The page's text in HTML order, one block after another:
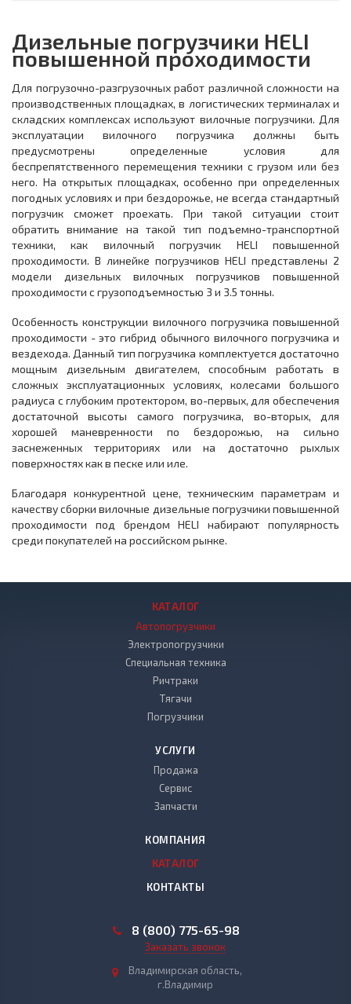
Дизельные погрузчики HELI
повышенной проходимости
Для погрузочно-разгрузочных работ различной сложности на
производственных площадках, в логистических терминалах и
складских комплексах используют вилочные погрузчики. Для
эксплуатации вилочного погрузчика должны быть
предусмотрены определенные условия для
беспрепятственного перемещения техники с грузом или без
него. На открытых площадках, особенно при определенных
погодных условиях и при бездорожье, не всегда стандартный
погрузчик сможет проехать. При такой ситуации стоит
обратить внимание на такой тип подъемно-транспортной
техники, как вилочный погрузчик HELI повышенной
проходимости. В линейке погрузчиков HELI представлены 2
модели дизельных вилочных погрузчиков повышенной
проходимости c грузоподъемностью 3 и 3.5 тонны.
Особенность конструкции вилочного погрузчика повышенной
проходимости - это гибрид обычного вилочного погрузчика и
вездехода. Данный тип погрузчика комплектуется достаточно
мощным дизельным двигателем, способным работать в
сложных эксплуатационных условиях, колесами большого
радиуса с глубоким протектором, во-первых, для обеспечения
достаточной высоты самого погрузчика, во-вторых, для
хорошей маневренности по бездорожью, на сильно
заснеженных территориях или на достаточно рыхлых
поверхностях как в песке или иле.
Благодаря конкурентной цене, техническим параметрам и
качеству сборки вилочные дизельные погрузчики повышенной
проходимости под брендом HELI набирают популярность
среди покупателей на российском рынке.
КАТАЛОГ
Автопогрузчики
Электропогрузчики
Специальная техника
Ричтраки
Тягачи
Погрузчики
УСЛУГИ
Продажа
Сервис
Запчасти
КОМПАНИЯ
КАТАЛОГ
КОНТАКТЫ
8 (800) 775-65-98
Заказать звонок
Владимирская область,
г.Владимир